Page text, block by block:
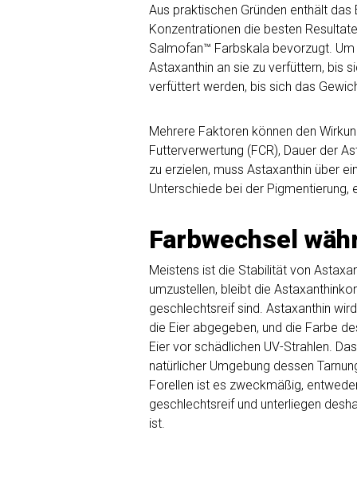
Aus praktischen Gründen enthält
Konzentrationen die besten
Salmofan™ Farbskala bevorzugt.
Astaxanthin an sie zu verfüttern, bis
verfüttert werden, bis sich das
Mehrere Faktoren können den
Futterverwertung (FCR), Dauer der
zu erzielen, muss Astaxanthin über
Unterschiede bei der
Farbwechsel
Meistens ist die Stabilität von
umzustellen, bleibt die
geschlechtsreif sind. Astaxanthin
die Eier abgegeben, und die Farbe
Eier vor schädlichen UV-Strahlen.
natürlicher Umgebung dessen
Forellen ist es zweckmäßig,
geschlechtsreif und unterliegen
ist.